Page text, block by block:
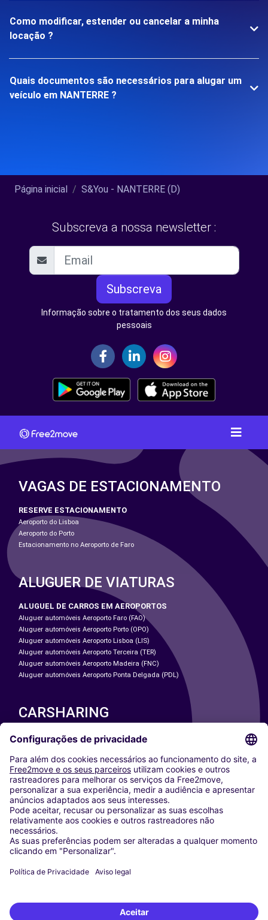
Como modificar, estender ou cancelar a minha
locação ?
Quais documentos são necessários para alugar um
veículo em NANTERRE ?
Página inicial S&You - NANTERRE (D)
Subscreva a nossa newsletter :
Subscreva
Informação sobre o tratamento dos seus dados
pessoais
VAGAS DE ESTACIONAMENTO
RESERVE ESTACIONAMENTO
Aeroporto do Lisboa
Aeroporto do Porto
Estacionamento no Aeroporto de Faro
ALUGUER DE VIATURAS
ALUGUEL DE CARROS EM AEROPORTOS
Aluguer automóveis Aeroporto Faro (FAO)
Aluguer automóveis Aeroporto Porto (OPO)
Aluguer automóveis Aeroporto Lisboa (LIS)
Aluguer automóveis Aeroporto Terceira (TER)
Aluguer automóveis Aeroporto Madeira (FNC)
Aluguer automóveis Aeroporto Ponta Delgada (PDL)
CARSHARING
NOSSAS CIDADES
Washington DC
Milan
Rome
Turin
Vienna
Berlin
Cologne
Dusseldorf
Frankfurt
Munich